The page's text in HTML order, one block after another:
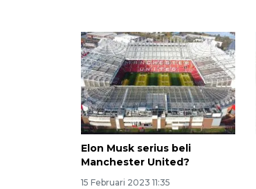
Elon Musk serius beli
Manchester United?
15 Februari 2023 11:35